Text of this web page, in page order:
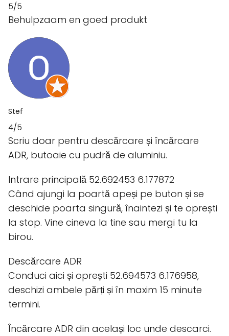
5/5
Behulpzaam en goed produkt
Stef
4/5
Scriu doar pentru descărcare și încărcare
ADR, butoaie cu pudră de aluminiu.
Intrare principală 52.692453 6.177872
Când ajungi la poartă apeși pe buton și se
deschide poarta singură, înaintezi și te oprești
la stop. Vine cineva la tine sau mergi tu la
birou.
Descărcare ADR
Conduci aici și oprești 52.694573 6.176958,
deschizi ambele părți și în maxim 15 minute
termini.
Încărcare ADR din același loc unde descarci.